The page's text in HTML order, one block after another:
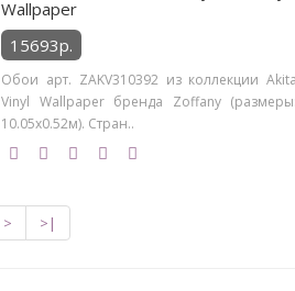
Wallpaper
15693р.
Обои арт. ZAKV310392 из коллекции Akita
Vinyl Wallpaper бренда Zoffany (размеры:
10.05х0.52м). Стран..
> >|